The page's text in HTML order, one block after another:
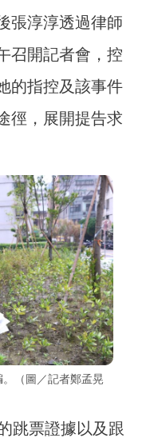
張淳淳透過律師
召開記者會，控
的指控及該事件
徑，展開提告求
（圖／記者鄭孟晃
跳票證據以及跟